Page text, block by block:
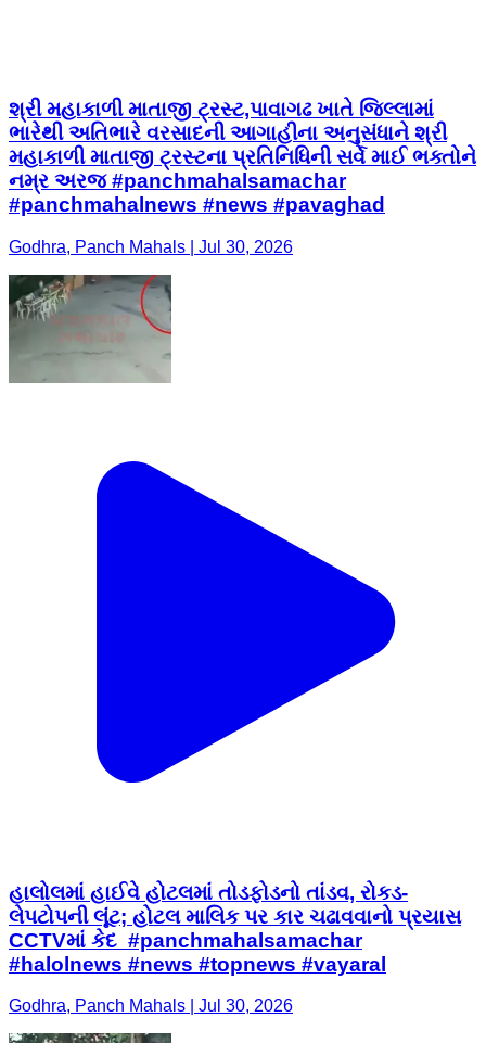
શ્રી મહાકાળી માતાજી ટ્રસ્ટ,પાવાગઢ ખાતે જિલ્લામાં
ભારેથી અતિભારે વરસાદની આગાહીના અનુસંધાને શ્રી
મહાકાળી માતાજી ટ્રસ્ટના પ્રતિનિધિની સર્વે માઈ ભક્તોને
નમ્ર અરજ #panchmahalsamachar
#panchmahalnews #news #pavaghad
Godhra, Panch Mahals | Jul 30, 2026
હાલોલમાં હાઈવે હોટલમાં તોડફોડનો તાંડવ, રોકડ-
લેપટોપની લૂંટ; હોટલ માલિક પર કાર ચઢાવવાનો પ્રયાસ
CCTVમાં કેદ #panchmahalsamachar
#halolnews #news #topnews #vayaral
Godhra, Panch Mahals | Jul 30, 2026